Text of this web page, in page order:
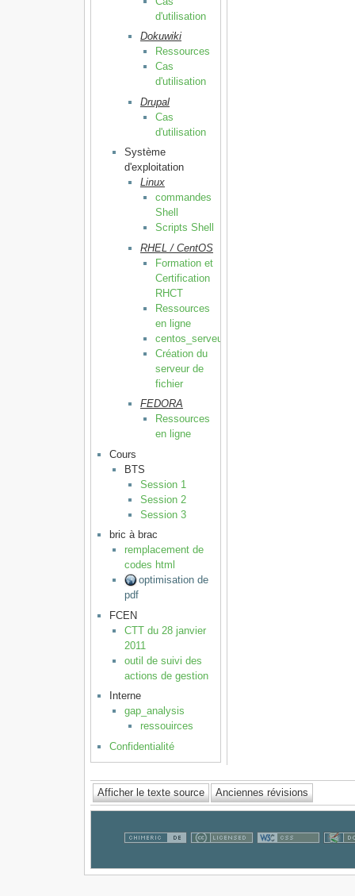
d'utilisation
Dokuwiki
Ressources
Cas
d'utilisation
Drupal
Cas
d'utilisation
Système
d'exploitation
Linux
commandes
Shell
Scripts Shell
RHEL / CentOS
Formation et
Certification
RHCT
Ressources
en ligne
centos_serveur
Création du
serveur de
fichier
FEDORA
Ressources
en ligne
Cours
BTS
Session 1
Session 2
Session 3
bric à brac
remplacement de
codes html
optimisation de
pdf
FCEN
CTT du 28 janvier
2011
outil de suivi des
actions de gestion
Interne
gap_analysis
ressouirces
Confidentialité